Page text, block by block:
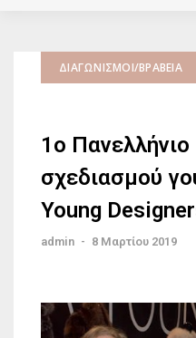
ΔΙΑΓΩΝΙΣΜΟΊ/ΒΡΑΒΕΊΑ
1ο Πανελλήνιο
σχεδιασμού
Young
admin - 8 Μαρτίου 2019